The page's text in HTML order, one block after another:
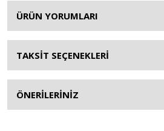
ÜRÜN YORUMLARI
TAKSİT SEÇENEKLERİ
ÖNERİLERİNİZ